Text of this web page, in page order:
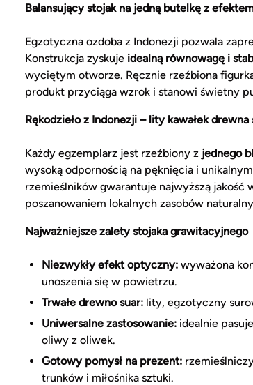
Balansujący stojak na jedną butelkę z
Egzotyczna ozdoba z Indonezji pozwala
Konstrukcja zyskuje idealną równowagę i
wyciętym otworze. Ręcznie rzeźbiona
produkt przyciąga wzrok i stanowi świetny
Rękodzieło z Indonezji – lity kawałek drewna
Każdy egzemplarz jest rzeźbiony z jednego
wysoką odpornością na pęknięcia i
rzemieślników gwarantuje najwyższą
poszanowaniem lokalnych zasobów
Najważniejsze zalety stojaka grawitacyjnego
Niezwykły efekt optyczny: wyważona
unoszenia się w powietrzu.
Trwałe drewno suar: lity, egzotyczny
Uniwersalne zastosowanie: idealnie
oliwy z oliwek.
Gotowy pomysł na prezent:
trunków i miłośnika sztuki.